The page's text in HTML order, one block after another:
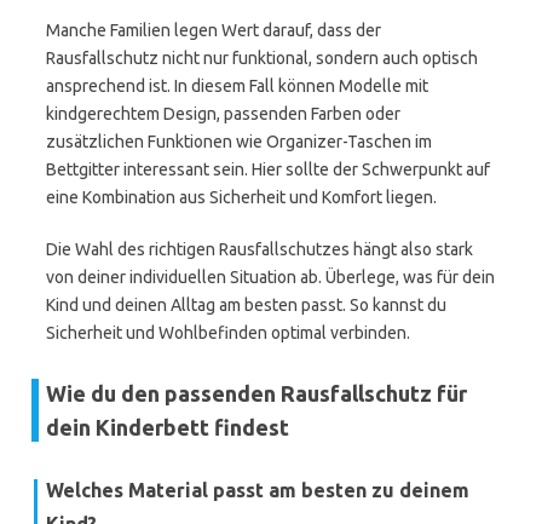
Manche Familien legen Wert darauf, dass der
Rausfallschutz nicht nur funktional, sondern auch optisch
ansprechend ist. In diesem Fall können Modelle mit
kindgerechtem Design, passenden Farben oder
zusätzlichen Funktionen wie Organizer-Taschen im
Bettgitter interessant sein. Hier sollte der Schwerpunkt auf
eine Kombination aus Sicherheit und Komfort liegen.
Die Wahl des richtigen Rausfallschutzes hängt also stark
von deiner individuellen Situation ab. Überlege, was für dein
Kind und deinen Alltag am besten passt. So kannst du
Sicherheit und Wohlbefinden optimal verbinden.
Wie du den passenden Rausfallschutz für
dein Kinderbett findest
Welches Material passt am besten zu deinem